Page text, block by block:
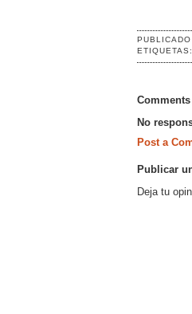
Comments
No
Post a
Publicar
Deja tu